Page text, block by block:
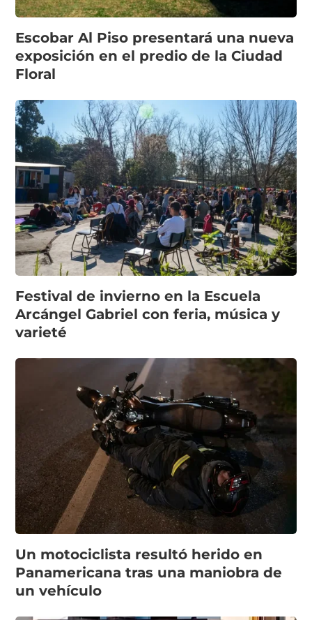
Escobar Al Piso presentará una nueva
exposición en el predio de la Ciudad
Floral
Festival de invierno en la Escuela
Arcángel Gabriel con feria, música y
varieté
Un motociclista resultó herido en
Panamericana tras una maniobra de
un vehículo